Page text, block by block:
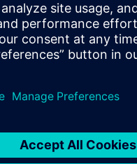
en ny æra kalt SIMATIC